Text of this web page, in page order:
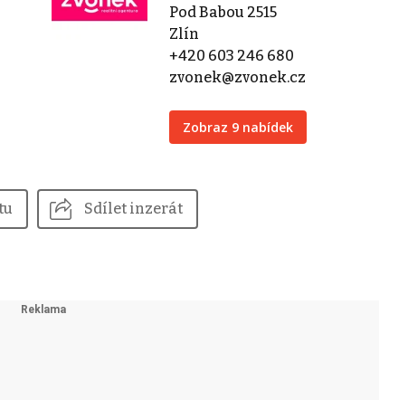
Pod Babou 2515
Zlín
+420 603 246 680
zvonek@zvonek.cz
Zobraz 9 nabídek
Sdílet inzerát